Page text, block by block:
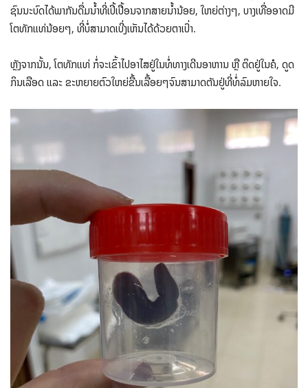
ຊົນນະບົດໄດ້ພາກັນດື່ມນໍ້າທີ່ເປິ້ເປື້ອນຈາກສາຍນໍ້ານ້ອຍ, ໃຫຍ່ຕ່າງໆ, ບາງເທື່ອອາດມີ
ໂຕທັກແທ່ນ້ອຍໆ, ທີ່ບໍ່ສາມາດເບີ່ງເຫັນໄດ້ດ້ວຍຕາເປົ່າ.
ຫຼັງຈາກນັ້ນ, ໂຕທັກແທ່ ກໍ່ຈະເຂົ້າໄປອາໄສຢູ່ໃນທໍ່ທາງເດີນອາຫານ ຫຼື ຕິດຢູ່ໃນຄໍ, ດູດ
ກິນເລືອດ ແລະ ຂະຫຍາຍຕົວໃຫຍ່ຂື້ນເລື້ອຍໆຈົນສາມາດຕັນຢູ່ທີ່ທໍ່ລົມຫາຍໃຈ.